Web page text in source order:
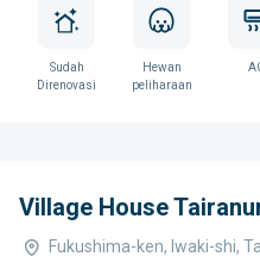
Sudah
Direnovasi
Hewan
peliharaan
Village House
Fukushima-ken, Iwaki-shi,